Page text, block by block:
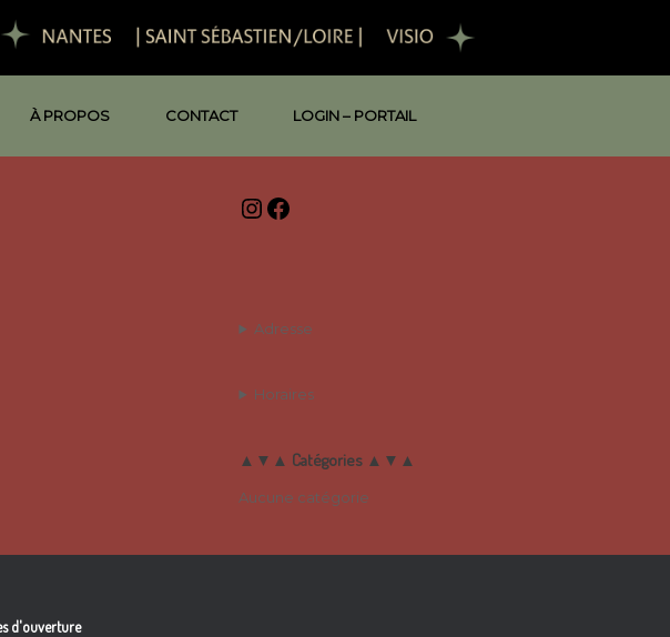
À PROPOS CONTACT LOGIN – PORTAIL
Instagram
Facebook
Adresse
Horaires
▲▼▲ Catégories ▲▼▲
Aucune catégorie
d'ouverture